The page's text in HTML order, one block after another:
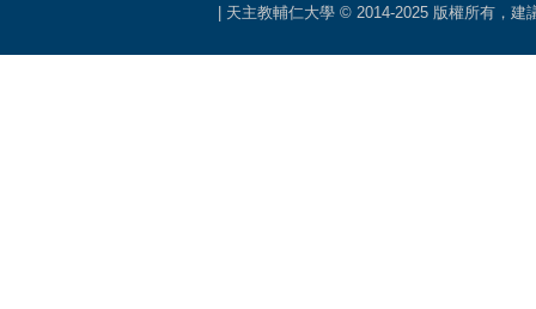
| 天主教輔仁大學 © 2014-2025 版權所有，